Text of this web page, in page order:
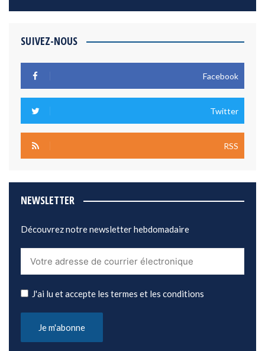
SUIVEZ-NOUS
Facebook
Twitter
RSS
NEWSLETTER
Découvrez notre newsletter hebdomadaire
J'ai lu et accepte les termes et les conditions